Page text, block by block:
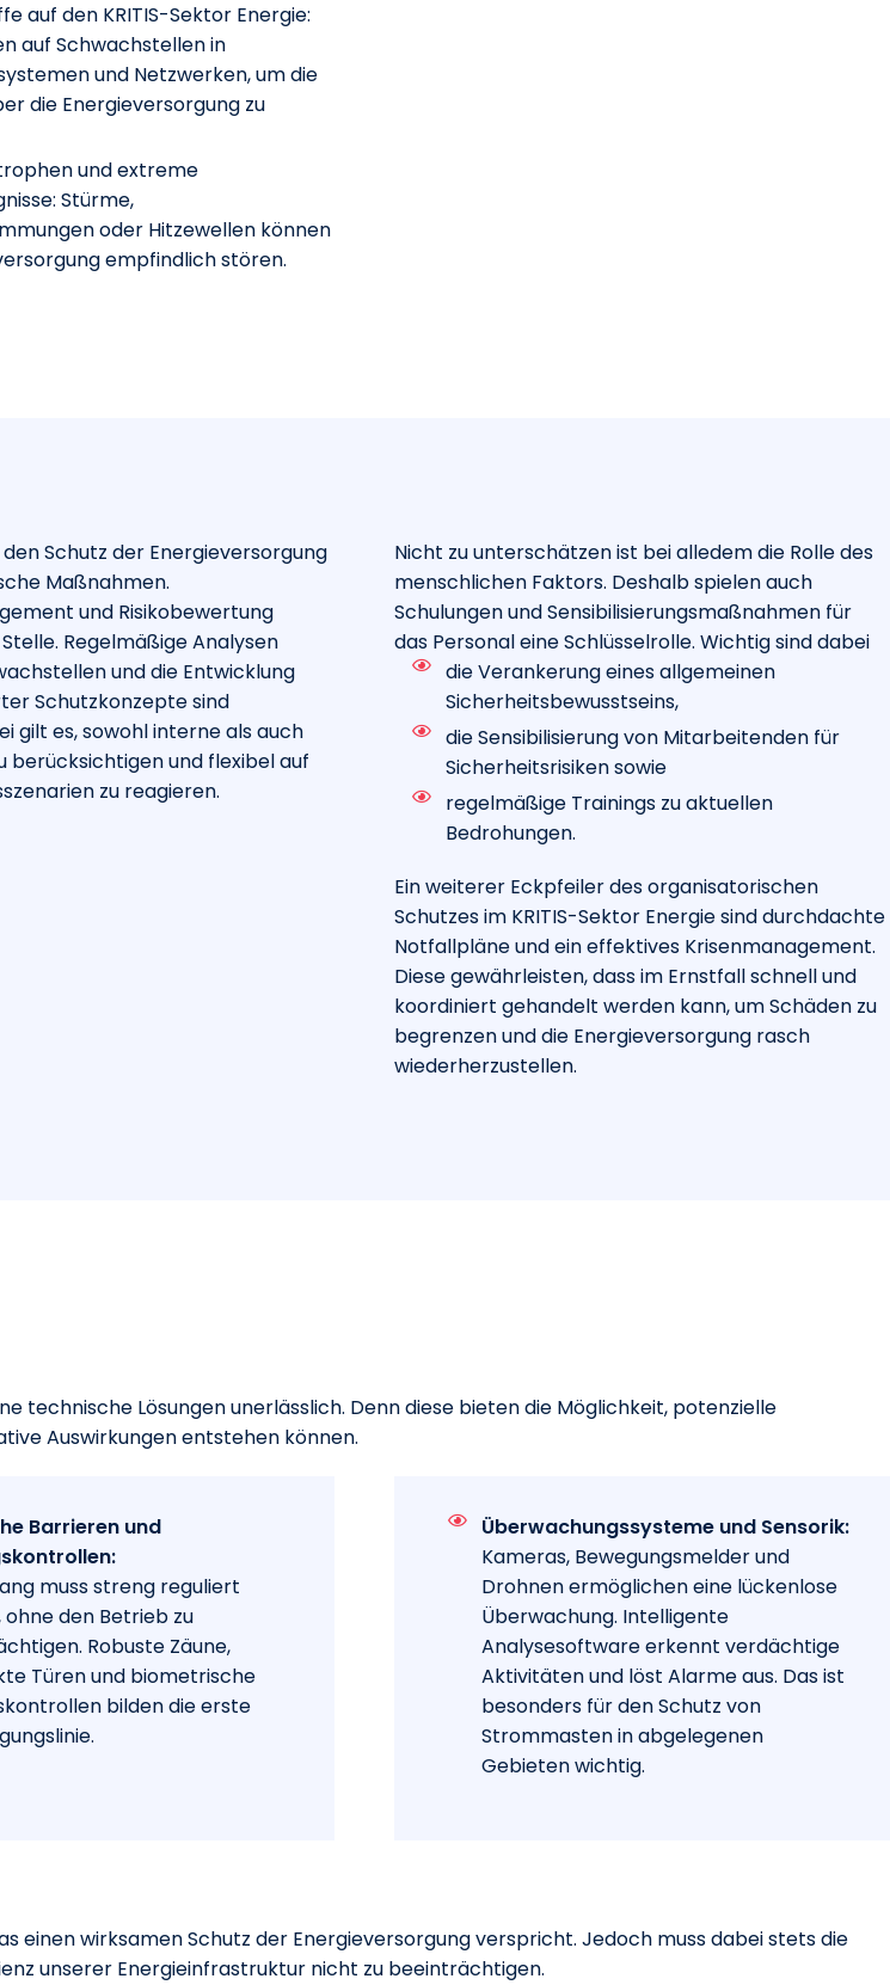
auf den KRITIS-Sektor Energie:
auf Schwachstellen in
und Netzwerken, um die
die Energieversorgung zu
und extreme
Stürme,
oder Hitzewellen können
empfindlich stören.
Schutz der Energieversorgung
Maßnahmen.
und Risikobewertung
Regelmäßige Analysen
und die Entwicklung
Schutzkonzepte sind
gilt es, sowohl interne als auch
berücksichtigen und flexibel auf
zu reagieren.
Nicht zu unterschätzen ist bei alledem die Rolle des
menschlichen Faktors. Deshalb spielen auch
Schulungen und Sensibilisierungsmaßnahmen für
das Personal eine Schlüsselrolle. Wichtig sind dabei
die Verankerung eines allgemeinen
Sicherheitsbewusstseins,
die Sensibilisierung von Mitarbeitenden für
Sicherheitsrisiken sowie
regelmäßige Trainings zu aktuellen
Bedrohungen.
Ein weiterer Eckpfeiler des organisatorischen
Schutzes im KRITIS-Sektor Energie sind durchdachte
Notfallpläne und ein effektives Krisenmanagement.
Diese gewährleisten, dass im Ernstfall schnell und
koordiniert gehandelt werden kann, um Schäden zu
begrenzen und die Energieversorgung rasch
wiederherzustellen.
technische Lösungen unerlässlich. Denn diese bieten die Möglichkeit, potenzielle
Auswirkungen entstehen können.
Barrieren und
muss streng reguliert
ohne den Betrieb zu
Robuste Zäune,
Türen und biometrische
bilden die erste
Überwachungssysteme und Sensorik:
Kameras, Bewegungsmelder und
Drohnen ermöglichen eine lückenlose
Überwachung. Intelligente
Analysesoftware erkennt verdächtige
Aktivitäten und löst Alarme aus. Das ist
besonders für den Schutz von
Strommasten in abgelegenen
Gebieten wichtig.
einen wirksamen Schutz der Energieversorgung verspricht. Jedoch muss dabei stets die
unserer Energieinfrastruktur nicht zu beeinträchtigen.